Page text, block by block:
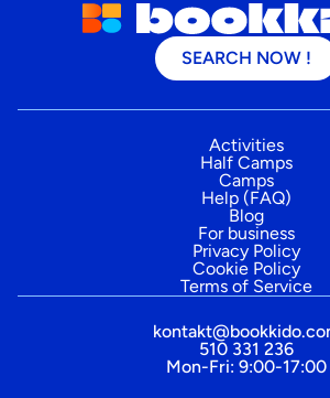
SEARCH NOW !
Activities
Half Camps
Camps
Help (FAQ)
Blog
For business
Privacy Policy
Cookie Policy
Terms of Service
510 331 236
Mon-Fri: 9:00-17:00